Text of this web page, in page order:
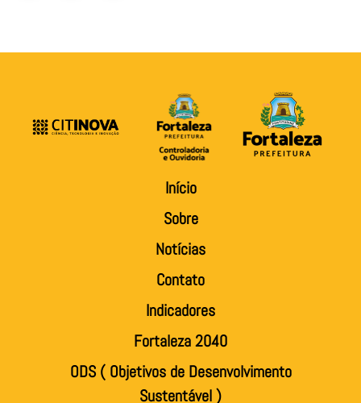
Início
Sobre
Notícias
Contato
Indicadores
Fortaleza 2040
ODS ( Objetivos de Desenvolvimento
Sustentável )